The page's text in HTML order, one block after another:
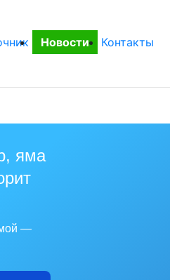
Новости Контакты
яма
—